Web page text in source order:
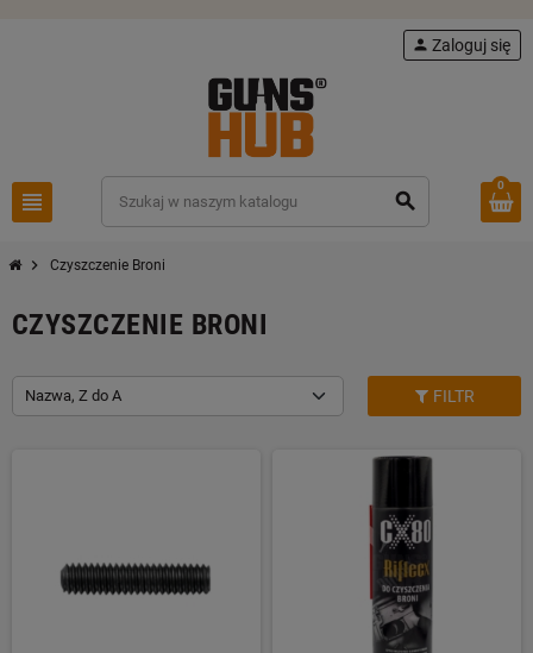
view_headline search
person Zaloguj się
0
chevron_right Czyszczenie Broni
CZYSZCZENIE BRONI
Nazwa, Z do A FILTR